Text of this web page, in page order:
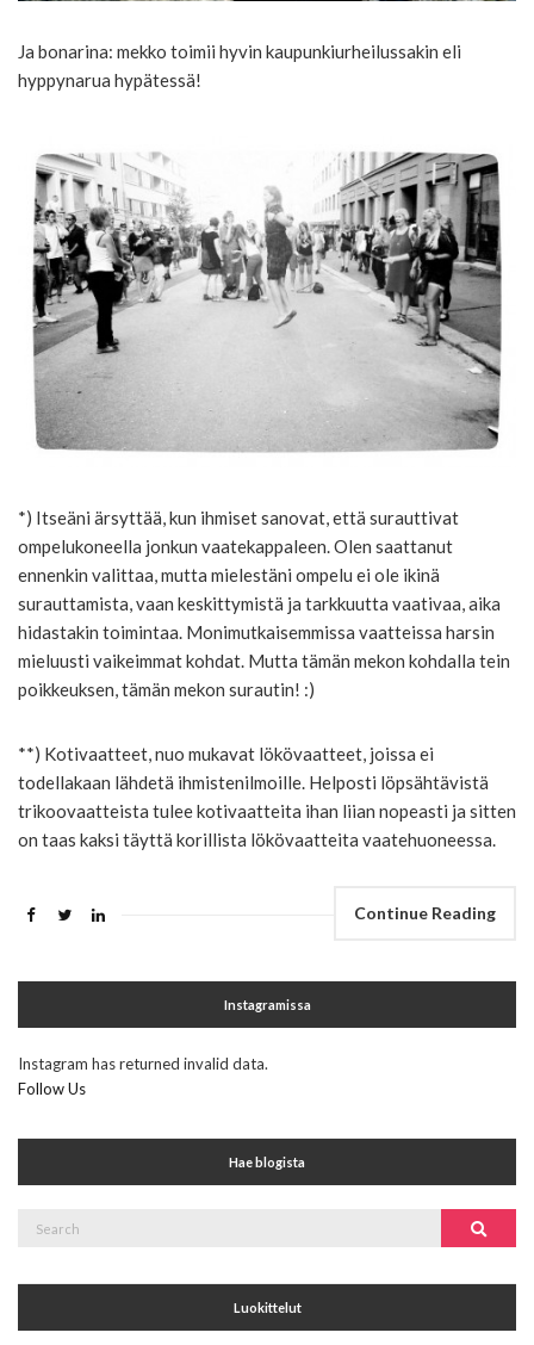
Ja bonarina: mekko toimii hyvin kaupunkiurheilussakin eli
hyppynarua hypätessä!
*) Itseäni ärsyttää, kun ihmiset sanovat, että surauttivat
ompelukoneella jonkun vaatekappaleen. Olen saattanut
ennenkin valittaa, mutta mielestäni ompelu ei ole ikinä
surauttamista, vaan keskittymistä ja tarkkuutta vaativaa, aika
hidastakin toimintaa. Monimutkaisemmissa vaatteissa harsin
mieluusti vaikeimmat kohdat. Mutta tämän mekon kohdalla tein
poikkeuksen, tämän mekon surautin! :)
**) Kotivaatteet, nuo mukavat lökövaatteet, joissa ei
todellakaan lähdetä ihmistenilmoille. Helposti löpsähtävistä
trikoovaatteista tulee kotivaatteita ihan liian nopeasti ja sitten
on taas kaksi täyttä korillista lökövaatteita vaatehuoneessa.
Continue Reading
Instagramissa
Instagram has returned invalid data.
Follow Us
Hae blogista
Search
Luokittelut